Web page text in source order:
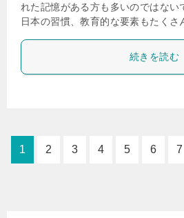
れた記憶がある方も多いのではない
日本の習慣、教育的な要素もたく
続きを読む
1 2 3 4 5 6 7